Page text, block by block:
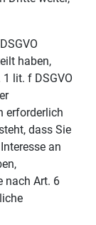
haben,
lit. f DSGVO
erforderlich
dass Sie
an
nach Art. 6